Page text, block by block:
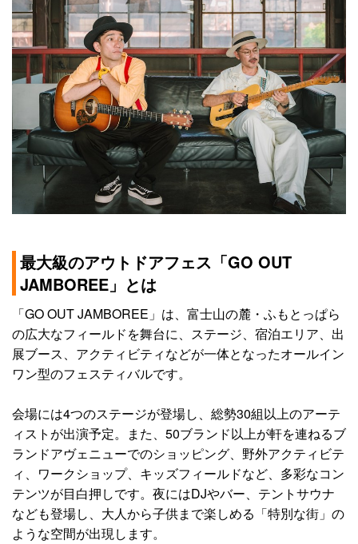
最大級のアウトドアフェス「GO OUT
JAMBOREE」とは
「GO OUT JAMBOREE」は、富士山の麓・ふもとっぱら
の広大なフィールドを舞台に、ステージ、宿泊エリア、出
展ブース、アクティビティなどが一体となったオールイン
ワン型のフェスティバルです。
会場には4つのステージが登場し、総勢30組以上のアーテ
ィストが出演予定。また、50ブランド以上が軒を連ねるブ
ランドアヴェニューでのショッピング、野外アクティビテ
ィ、ワークショップ、キッズフィールドなど、多彩なコン
テンツが目白押しです。夜にはDJやバー、テントサウナ
なども登場し、大人から子供まで楽しめる「特別な街」の
ような空間が出現します。